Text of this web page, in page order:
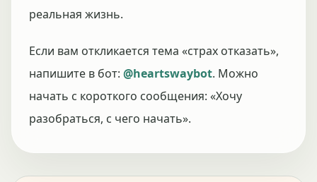
реальная жизнь.
Если вам откликается тема «страх отказать»,
напишите в бот: @heartswaybot. Можно
начать с короткого сообщения: «Хочу
разобраться, с чего начать».